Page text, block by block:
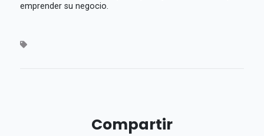
emprender su negocio.
Compartir